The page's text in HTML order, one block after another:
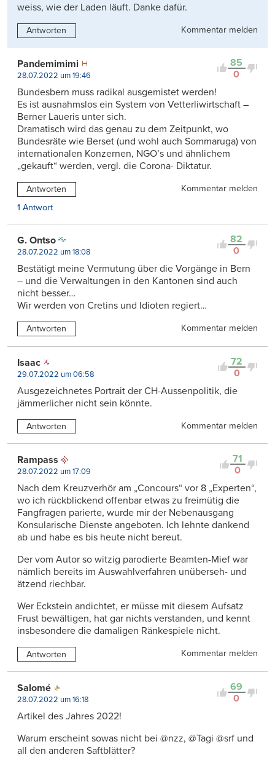
weiss, wie der Laden läuft. Danke dafür.
Antworten Kommentar melden
85
0
Pandemimimi
28.07.2022 um 19:46
Bundesbern muss radikal ausgemistet werden!
Es ist ausnahmslos ein System von Vetterliwirtschaft –
Berner Laueris unter sich.
Dramatisch wird das genau zu dem Zeitpunkt, wo
Bundesräte wie Berset (und wohl auch Sommaruga) von
internationalen Konzernen, NGO’s und ähnlichem
„gekauft“ werden, vergl. die Corona- Diktatur.
Antworten
Kommentar melden
1 Antwort
82
0
G. Ontso
28.07.2022 um 18:08
Bestätigt meine Vermutung über die Vorgänge in Bern
– und die Verwaltungen in den Kantonen sind auch
nicht besser…
Wir werden von Cretins und Idioten regiert…
Antworten Kommentar melden
72
0
Isaac
29.07.2022 um 06:58
Ausgezeichnetes Portrait der CH-Aussenpolitik, die
jämmerlicher nicht sein könnte.
Antworten Kommentar melden
71
0
Rampass
28.07.2022 um 17:09
Nach dem Kreuzverhör am „Concours“ vor 8 „Experten“,
wo ich rückblickend offenbar etwas zu freimütig die
Fangfragen parierte, wurde mir der Nebenausgang
Konsularische Dienste angeboten. Ich lehnte dankend
ab und habe es bis heute nicht bereut.
Der vom Autor so witzig parodierte Beamten-Mief war
nämlich bereits im Auswahlverfahren unüberseh- und
ätzend riechbar.
Wer Eckstein andichtet, er müsse mit diesem Aufsatz
Frust bewältigen, hat gar nichts verstanden, und kennt
insbesondere die damaligen Ränkespiele nicht.
Antworten Kommentar melden
69
0
Salomé
28.07.2022 um 16:18
Artikel des Jahres 2022!
Warum erscheint sowas nicht bei @nzz, @Tagi @srf und
all den anderen Saftblätter?